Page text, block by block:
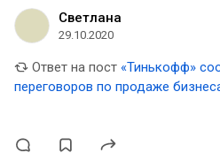
Светлана
29.10.2020
Ответ на пост «Тинькофф»
переговоров по продаже